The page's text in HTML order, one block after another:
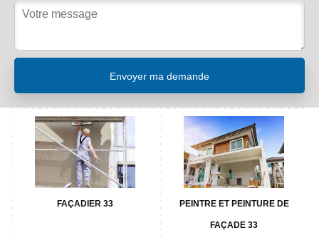
FAÇADIER 33 PEINTRE ET PEINTURE DE
FAÇADE 33